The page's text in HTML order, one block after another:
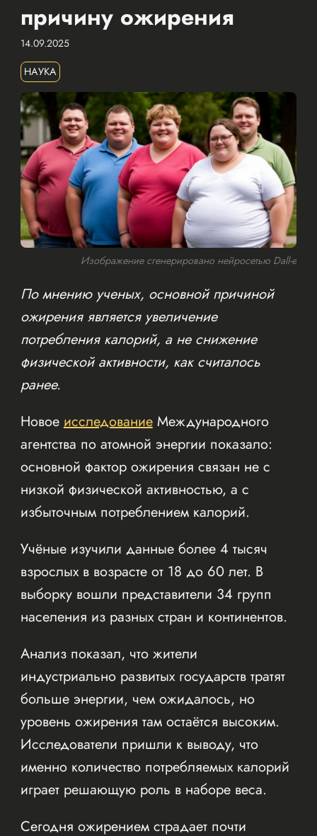
причину ожирения
14.09.2025
НАУКА
Изображение сгенерировано нейросетью Dall-e
По мнению ученых, основной причиной
ожирения является увеличение
потребления калорий, а не снижение
физической активности, как считалось
ранее.
НовоеисследованиеМеждународного
агентства по атомной энергии показало:
основной фактор ожирения связан не с
низкой физической активностью, а с
избыточным потреблением калорий.
Учёные изучили данные более 4 тысяч
взрослых в возрасте от 18 до 60 лет. В
выборку вошли представители 34 групп
населения из разных стран и континентов.
Анализ показал, что жители
индустриально развитых государств тратят
больше энергии, чем ожидалось, но
уровень ожирения там остаётся высоким.
Исследователи пришли к выводу, что
именно количество потребляемых калорий
играет решающую роль в наборе веса.
Сегодня ожирением страдает почти